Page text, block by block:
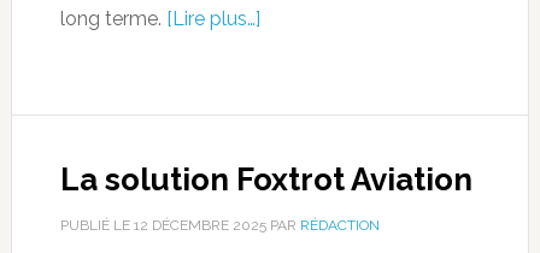
long terme. [Lire plus…]
La solution Foxtrot Aviation
PUBLIÉ LE 12 DÉCEMBRE 2025PAR RÉDACTION